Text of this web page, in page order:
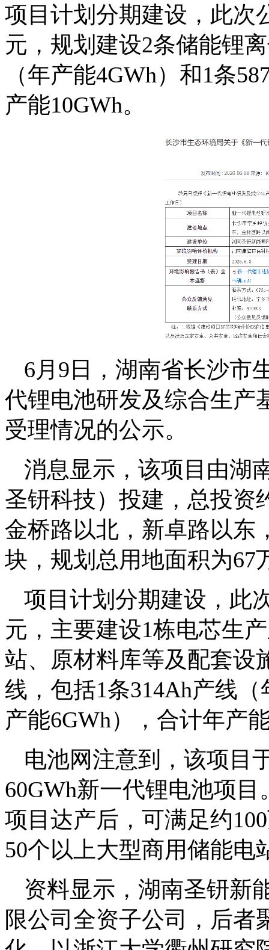
项目计划分期建设，此次
元，规划建设2条储能锂
（年产能4GWh）和1条
产能10GWh。
6月9日，湖南省长沙市
代锂电池研发及综合生产
受理情况的公示。
消息显示，该项目由湖
圣钘科技）投建，总投资
金桥路以北，新卓路以东
块，规划总用地面积为67
项目计划分期建设，此
元，主要建设1栋电芯生
站、原材料库等及配套设
线，包括1条314Ah产线
产能6GWh），合计年产
电池网注意到，该项目
60GWh新一代锂电池项
项目达产后，可满足约
50个以上大型商用储能电
资料显示，湖南圣钘新
限公司全资子公司，后者